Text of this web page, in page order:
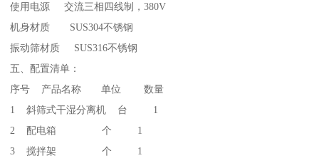
使用电源 交流三相四线制，380V
机身材质 SUS304不锈钢
振动筛材质 SUS316不锈钢
五、配置清单：
序号 产品名称 单位 数量
1 斜筛式干湿分离机 台 1
2 配电箱 个 1
3 搅拌架 个 1